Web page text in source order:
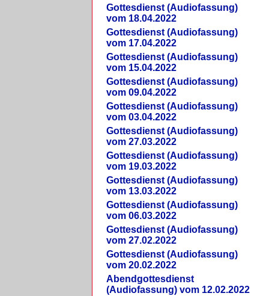
Gottesdienst (Audiofassung)
vom 18.04.2022
Gottesdienst (Audiofassung)
vom 17.04.2022
Gottesdienst (Audiofassung)
vom 15.04.2022
Gottesdienst (Audiofassung)
vom 09.04.2022
Gottesdienst (Audiofassung)
vom 03.04.2022
Gottesdienst (Audiofassung)
vom 27.03.2022
Gottesdienst (Audiofassung)
vom 19.03.2022
Gottesdienst (Audiofassung)
vom 13.03.2022
Gottesdienst (Audiofassung)
vom 06.03.2022
Gottesdienst (Audiofassung)
vom 27.02.2022
Gottesdienst (Audiofassung)
vom 20.02.2022
Abendgottesdienst
(Audiofassung) vom 12.02.2022